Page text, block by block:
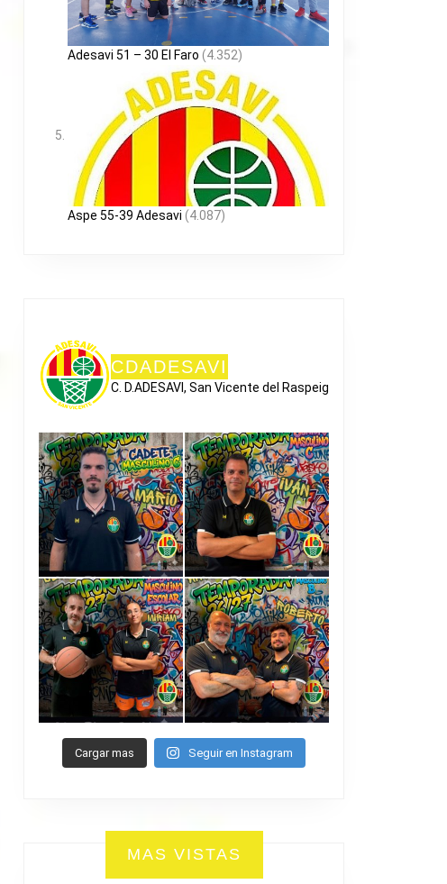
Adesavi 51 – 30 El Faro (4.352)
Aspe 55-39 Adesavi (4.087)
CDADESAVI
C. D.ADESAVI, San Vicente del Raspeig
Cargar mas Seguir en Instagram
MAS VISTAS